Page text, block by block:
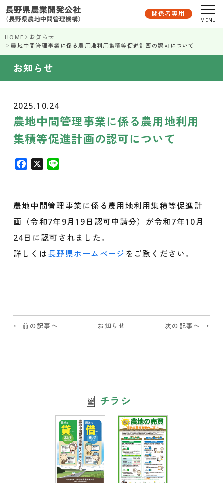
関係者専用
HOME
お知らせ
農地中間管理事業に係る農用地利用集積等促進計画の認可について
お知らせ
2025.10.24
農地中間管理事業に係る農用地利用
集積等促進計画の認可について
e
b
o
o
X
e
農地中間管理事業に係る農用地利用集積等促進計
画（令和7年9月19日認可申請分）が令和7年10月
24日に認可されました。
詳しくは長野県ホームページ をご覧ください。
← 前の記事へ お知らせ 次の記事へ →
チラシ